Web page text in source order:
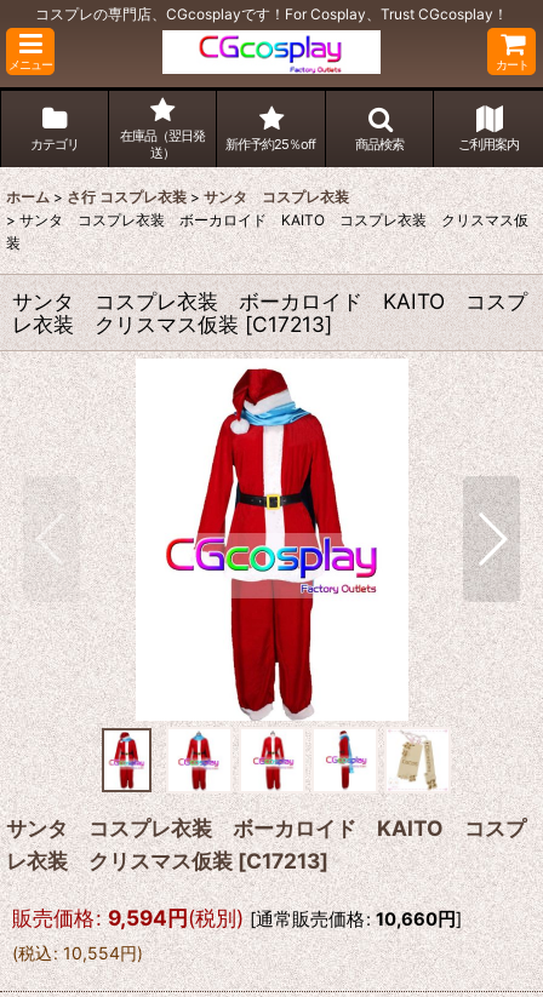
コスプレの専門店、CGcosplayです！For Cosplay、Trust CGcosplay！
メニュー カート
カテゴリ
在庫品（翌日発
送）
新作予約25％off 商品検索 ご利用案内
ホーム > さ行 コスプレ衣装 > サンタ コスプレ衣装
> サンタ コスプレ衣装 ボーカロイド KAITO コスプレ衣装 クリスマス仮
装
サンタ コスプレ衣装 ボーカロイド KAITO コスプ
レ衣装 クリスマス仮装 [C17213]
サンタ コスプレ衣装 ボーカロイド KAITO コスプ
レ衣装 クリスマス仮装 [C17213]
販売価格: 9,594円(税別) [通常販売価格: 10,660円]
(税込: 10,554円)